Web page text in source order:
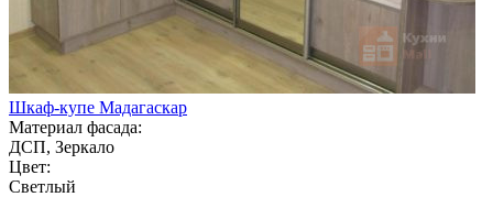
Шкаф-купе Мадагаскар
Материал фасада:
ДСП, Зеркало
Цвет:
Светлый